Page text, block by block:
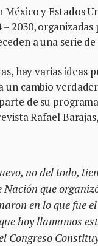
México y Estados
– 2030,
a una serie
hay varias ideas
cambio
de su
Rafael
no del todo,
Nación que
en lo que fue
hoy llamamos
Congreso